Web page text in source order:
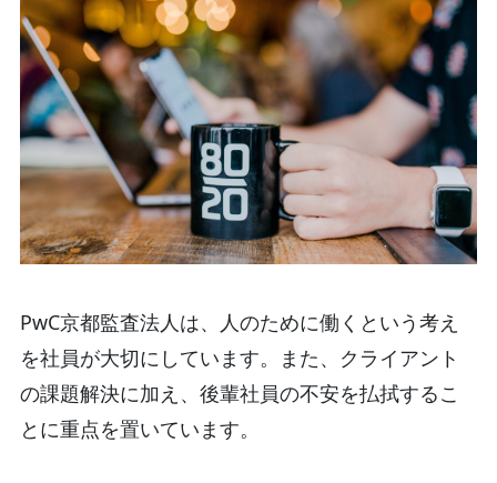
PwC京都監査法人は、人のために働くという考え
を社員が大切にしています。また、クライアント
の課題解決に加え、後輩社員の不安を払拭するこ
とに重点を置いています。